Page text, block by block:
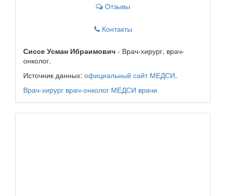
Отзывы
Контакты
Сиссе Усман Ибраимович - Врач-хирург, врач-
онколог.
Источник данных: официальный сайт МЕДСИ.
Врач-хирург врач-онколог МЕДСИ врачи